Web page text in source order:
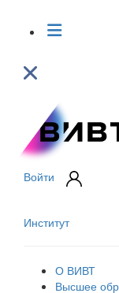
Войти
Институт
О ВИВТ
Высшее